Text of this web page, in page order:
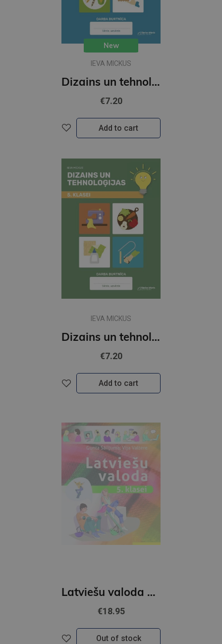
New
IEVA MICKUS
Dizains un tehnoloģijas 6.kl DB
€7.20
Add to cart
IEVA MICKUS
Dizains un tehnoloģijas 5.kl DB
€7.20
Add to cart
Latviešu valoda 5.klasei Grāmata 2022
€18.95
Out of stock